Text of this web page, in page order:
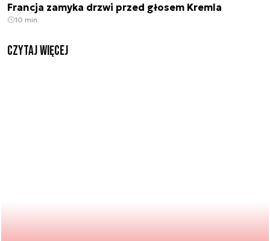
Francja zamyka drzwi przed głosem Kremla
10 min.
czytaj więcej